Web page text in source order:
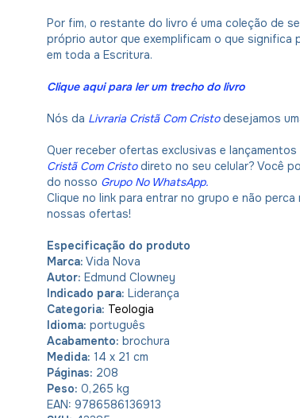
Por fim, o restante do livro é uma coleção de
próprio autor que exemplificam o que significa
em toda a Escritura.
Clique aqui para ler um trecho do livro
Nós da Livraria Cristã Com Cristo desejamos
Quer receber ofertas exclusivas e lançamentos
Cristã Com Cristodireto no seu celular? Você
do nosso Grupo No WhatsApp.
Clique no link para entrar no grupo e não perca
nossas ofertas!
Especificação do produto
Marca: Vida Nova
Autor: Edmund Clowney
Indicado para: Liderança
Categoria: Teologia
Idioma: português
Acabamento: brochura
Medida: 14 x 21 cm
Páginas: 208
Peso: 0,265 kg
EAN: 9786586136913